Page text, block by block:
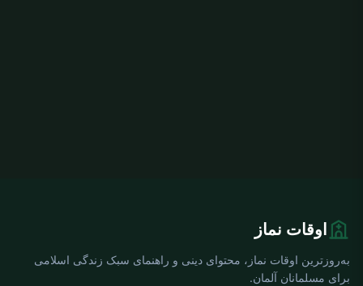
اوقات نماز
به‌روزترین اوقات نماز، محتوای دینی و راهنمای سبک زندگی اسلامی
برای مسلمانان آلمان.